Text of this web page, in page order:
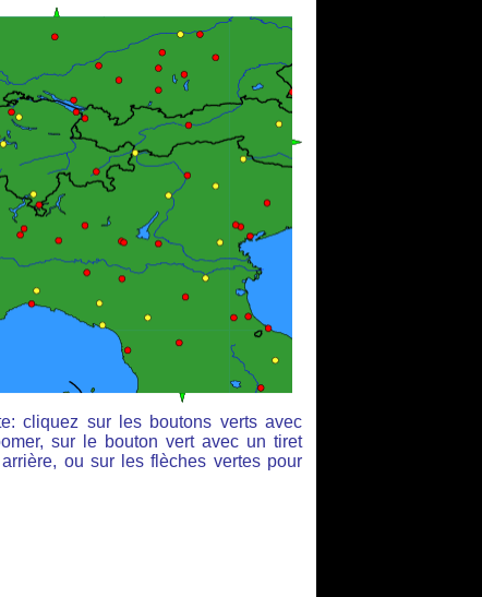
cliquez sur les boutons verts avec
sur le bouton vert avec un tiret
ou sur les flèches vertes pour